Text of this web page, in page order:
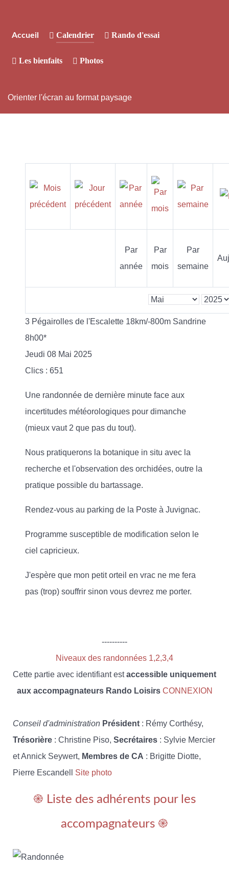
Accueil Calendrier Rando d'essai
Les bienfaits Photos
Orienter l'écran au format paysage
Par
année
Par
mois
Par
semaine
3 Pégairolles de l'Escalette 18km/-800m Sandrine
8h00*
Jeudi 08 Mai 2025
Clics : 651
Une randonnée de dernière minute face aux
incertitudes météorologiques pour dimanche
(mieux vaut 2 que pas du tout).
Nous pratiquerons la botanique in situ avec la
recherche et l'observation des orchidées, outre la
pratique possible du bartassage.
Rendez-vous au parking de la Poste à Juvignac.
Programme susceptible de modification selon le
ciel capricieux.
J'espère que mon petit orteil en vrac ne me fera
pas (trop) souffrir sinon vous devrez me porter.
----------
Niveaux des randonnées 1,2,3,4
Cette partie avec identifiant estaccessible uniquement
aux accompagnateurs Rando Loisirs CONNEXION
Conseil d'administration Président : Rémy Corthésy,
Trésorière : Christine Piso, Secrétaires : Sylvie Mercier
et Annick Seywert, Membres de CA : Brigitte Diotte,
Pierre Escandell Site photo
֎ Liste des adhérents pour les
accompagnateurs ֎